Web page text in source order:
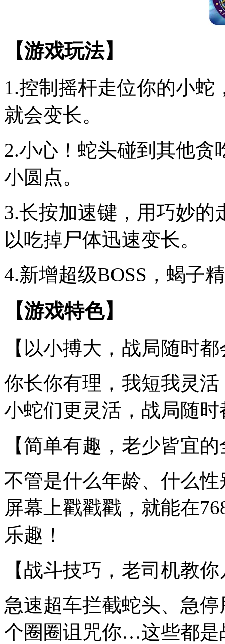
【游戏玩法】
1.控制摇杆走位你的小
就会变长。
2.小心！蛇头碰到其他
小圆点。
3.长按加速键，用巧妙
以吃掉尸体迅速变长。
4.新增超级BOSS，蝎子
【游戏特色】
【以小搏大，战局随时
你长你有理，我短我灵
小蛇们更灵活，战局随
【简单有趣，老少皆宜
不管是什么年龄、什么
屏幕上戳戳戳，就能在
乐趣！
【战斗技巧，老司机教
急速超车拦截蛇头、急
个圈圈诅咒你…这些都是